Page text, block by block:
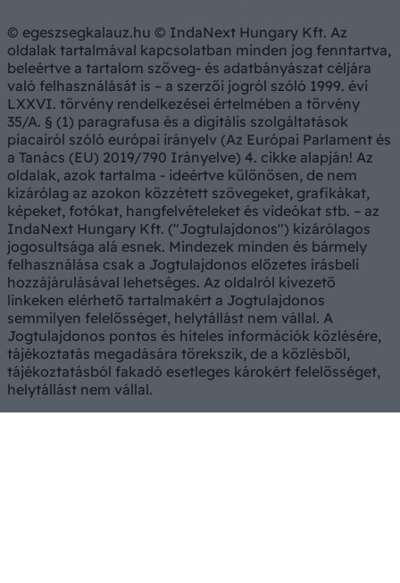
© egeszsegkalauz.hu © IndaNext Hungary Kft. Az
oldalak tartalmával kapcsolatban minden jog fenntartva,
beleértve a tartalom szöveg- és adatbányászat céljára
való felhasználását is – a szerzői jogról szóló 1999. évi
LXXVI. törvény rendelkezései értelmében a törvény
35/A. § (1) paragrafusa és a digitális szolgáltatások
piacairól szóló európai irányelv (Az Európai Parlament és
a Tanács (EU) 2019/790 Irányelve) 4. cikke alapján! Az
oldalak, azok tartalma - ideértve különösen, de nem
kizárólag az azokon közzétett szövegeket, grafikákat,
képeket, fotókat, hangfelvételeket és videókat stb. – az
IndaNext Hungary Kft. ("Jogtulajdonos") kizárólagos
jogosultsága alá esnek. Mindezek minden és bármely
felhasználása csak a Jogtulajdonos előzetes írásbeli
hozzájárulásával lehetséges. Az oldalról kivezető
linkeken elérhető tartalmakért a Jogtulajdonos
semmilyen felelősséget, helytállást nem vállal. A
Jogtulajdonos pontos és hiteles információk közlésére,
tájékoztatás megadására törekszik, de a közlésből,
tájékoztatásból fakadó esetleges károkért felelősséget,
helytállást nem vállal.